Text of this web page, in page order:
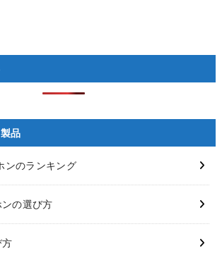
品
ンのランキング
ンの選び方
方